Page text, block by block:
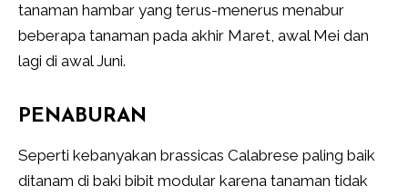
tanaman hambar yang terus-menerus menabur
beberapa tanaman pada akhir Maret, awal Mei dan
lagi di awal Juni.
PENABURAN
Seperti kebanyakan brassicas Calabrese paling baik
ditanam di baki bibit modular karena tanaman tidak